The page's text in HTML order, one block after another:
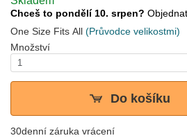
Chceš to pondělí 10. srpen?
One Size Fits All (Průvodce velikostmi)
Množství
Do košíku
30denní záruka vrácení